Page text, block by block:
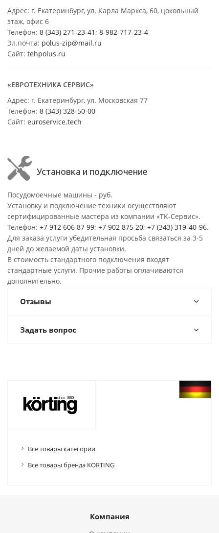
Адрес: г. Екатеринбург, ул. Карла Маркса, 60, цокольный
этаж, офис 6
Телефон: 8 (343) 271-23-41 ; 8-982-717-23-4
Эл.почта: polus-zip@mail.ru
Сайт: tehpolus.ru
«ЕВРОТЕХНИКА СЕРВИС»
Адрес: г. Екатеринбург, ул. Московская 77
Телефон: 8 (343) 328-50-00
Сайт: euroservice.tech
Установка и подключение
Посудомоечные машины - руб.
Установку и подключение техники осуществляют
сертифицированные мастера из компании «ТК-Сервис».
Телефон: +7 912 606 87 99; +7 902 875 20; +7 (343) 319-40-96.
Для заказа услуги убедительная просьба связаться за 3-5
дней до желаемой даты установки.
В стоимость стандартного подключения входят
стандартные услуги. Прочие работы оплачиваются
дополнительно.
Отзывы
Задать вопрос
Все товары категории
Все товары бренда KORTING
Компания